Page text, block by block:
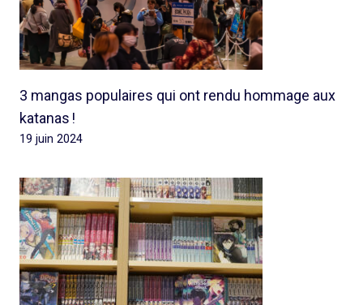
3 mangas populaires qui ont rendu hommage aux
katanas !
19 juin 2024